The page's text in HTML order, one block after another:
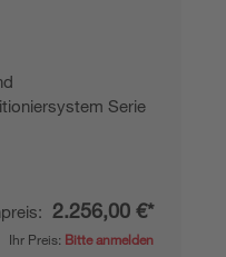
Serie
2.256,00 €*
Ihr Preis: Bitte anmelden